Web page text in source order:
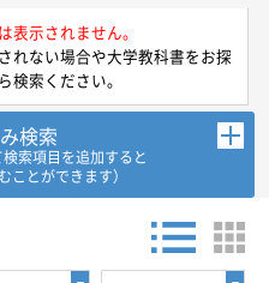
表示されません。
れない場合や大学教科書をお探
検索ください。
検索
検索項目を追加すると
ことができます）
条件で検索できます。
タンを押してください。